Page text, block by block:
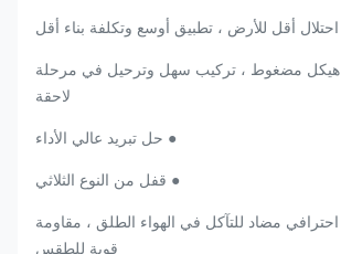
أقل للأرض ، تطبيق أوسع وتكلفة بناء أقل
هيكل مضغوط ، تركيب سهل وترحيل في مرحلة
لاحقة
● حل تبريد عالي الأداء
● قفل من النوع الثلاثي
مضاد للتآكل في الهواء الطلق ، مقاومة
قوية للطقس